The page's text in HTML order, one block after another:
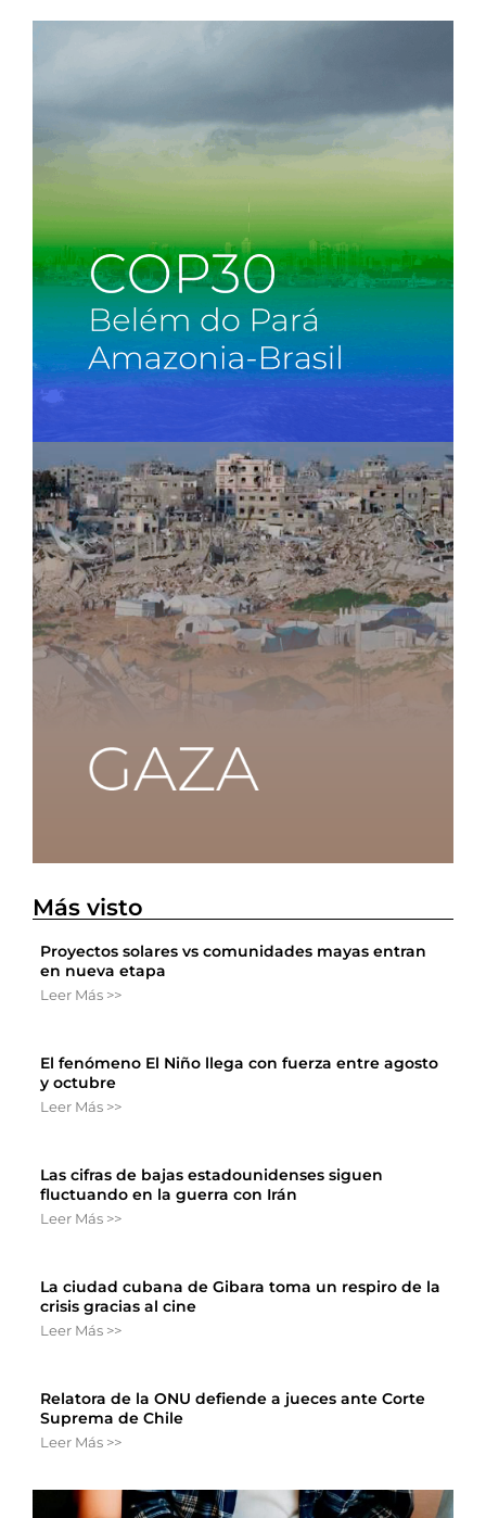
Más visto
Proyectos solares vs comunidades mayas entran
en nueva etapa
Leer Más >>
El fenómeno El Niño llega con fuerza entre agosto
y octubre
Leer Más >>
Las cifras de bajas estadounidenses siguen
fluctuando en la guerra con Irán
Leer Más >>
La ciudad cubana de Gibara toma un respiro de la
crisis gracias al cine
Leer Más >>
Relatora de la ONU defiende a jueces ante Corte
Suprema de Chile
Leer Más >>